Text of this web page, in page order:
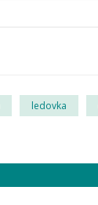
ledovka